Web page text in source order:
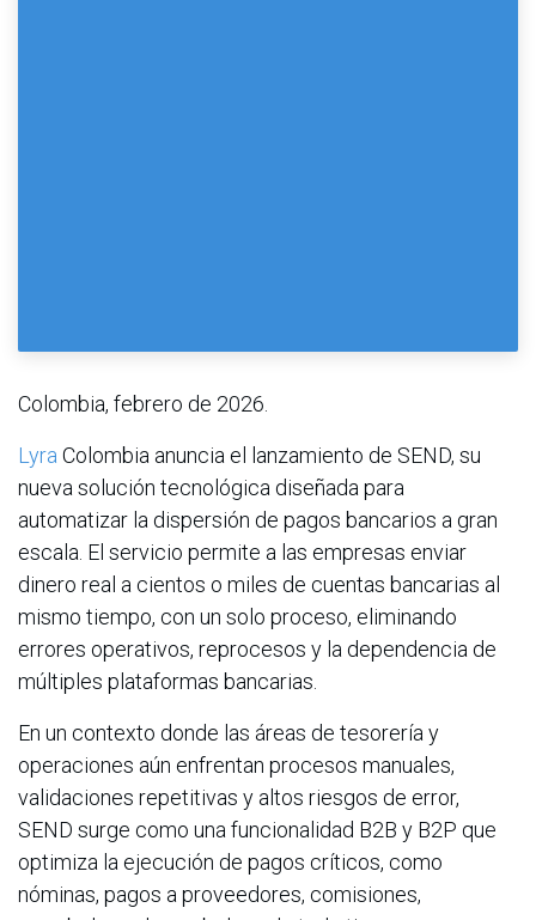
Colombia, febrero de 2026.
Lyra Colombia anuncia el lanzamiento de SEND, su
nueva solución tecnológica diseñada para
automatizar la dispersión de pagos bancarios a gran
escala. El servicio permite a las empresas enviar
dinero real a cientos o miles de cuentas bancarias al
mismo tiempo, con un solo proceso, eliminando
errores operativos, reprocesos y la dependencia de
múltiples plataformas bancarias.
En un contexto donde las áreas de tesorería y
operaciones aún enfrentan procesos manuales,
validaciones repetitivas y altos riesgos de error,
SEND surge como una funcionalidad B2B y B2P que
optimiza la ejecución de pagos críticos, como
nóminas, pagos a proveedores, comisiones,